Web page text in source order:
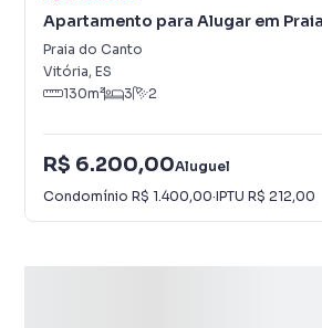
Apartamento para Alugar em
Praia do Canto
Vitória, ES
130m² 3 2
R$ 6.200,00Aluguel
Condomínio R$ 1.400,00·IPTU R$ 212,00